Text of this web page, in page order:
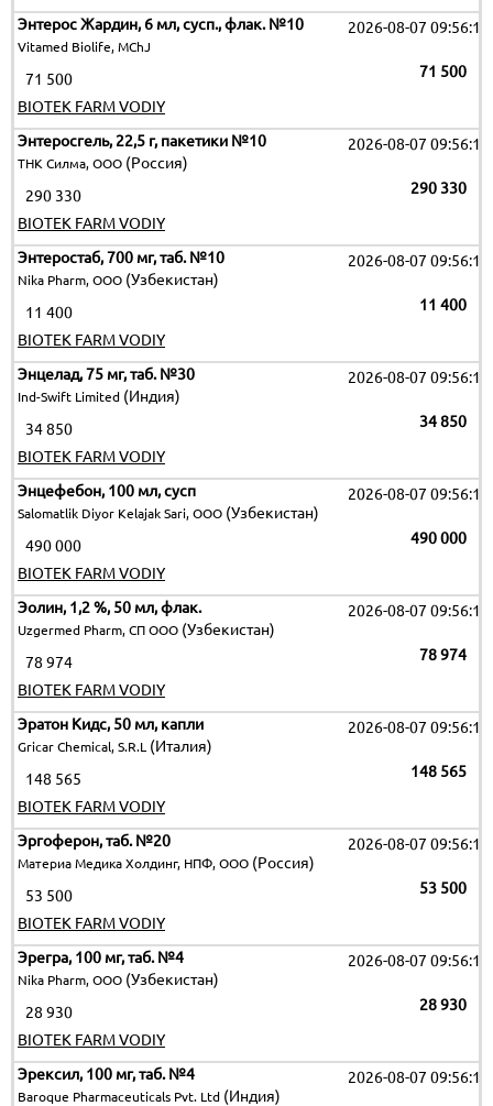
Энтерос Жардин, 6 мл, сусп., флак. №10
Vitamed Biolife, MChJ
2026-08-07 09:56:12
71 500
71 500
BIOTEK FARM VODIY
Энтеросгель, 22,5 г, пакетики №10
ТНК Силма, ООО (Россия)
2026-08-07 09:56:12
290 330
290 330
BIOTEK FARM VODIY
Энтеростаб, 700 мг, таб. №10
Nika Pharm, ООО (Узбекистан)
2026-08-07 09:56:12
11 400
11 400
BIOTEK FARM VODIY
Энцелад, 75 мг, таб. №30
Ind-Swift Limited (Индия)
2026-08-07 09:56:12
34 850
34 850
BIOTEK FARM VODIY
Энцефебон, 100 мл, сусп
Salomatlik Diyor Kelajak Sari, OOO (Узбекистан)
2026-08-07 09:56:12
490 000
490 000
BIOTEK FARM VODIY
Эолин, 1,2 %, 50 мл, флак.
Uzgermed Pharm, СП ООО (Узбекистан)
2026-08-07 09:56:12
78 974
78 974
BIOTEK FARM VODIY
Эратон Кидс, 50 мл, капли
Gricar Chemical, S.R.L (Италия)
2026-08-07 09:56:12
148 565
148 565
BIOTEK FARM VODIY
Эргоферон, таб. №20
Материа Медика Холдинг, НПФ, ООО (Россия)
2026-08-07 09:56:12
53 500
53 500
BIOTEK FARM VODIY
Эрегра, 100 мг, таб. №4
Nika Pharm, ООО (Узбекистан)
2026-08-07 09:56:12
28 930
28 930
BIOTEK FARM VODIY
Эрексил, 100 мг, таб. №4
Baroque Pharmaceuticals Pvt. Ltd (Индия)
2026-08-07 09:56:12